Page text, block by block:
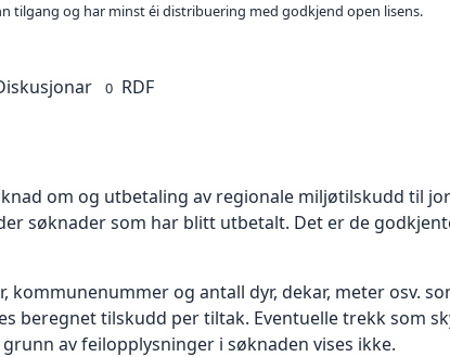
tilgang og har minst éi distribuering med godkjend open lisens.
0 RDF
om og utbetaling av regionale miljøtilskudd til
søknader som har blitt utbetalt. Det er de
kommunenummer og antall dyr, dekar, meter osv.
beregnet tilskudd per tiltak. Eventuelle trekk som
av feilopplysninger i søknaden vises ikke.